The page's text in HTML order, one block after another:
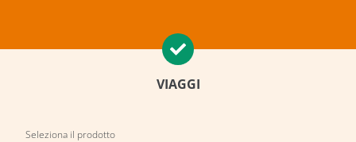
VIAGGI
Seleziona il prodotto